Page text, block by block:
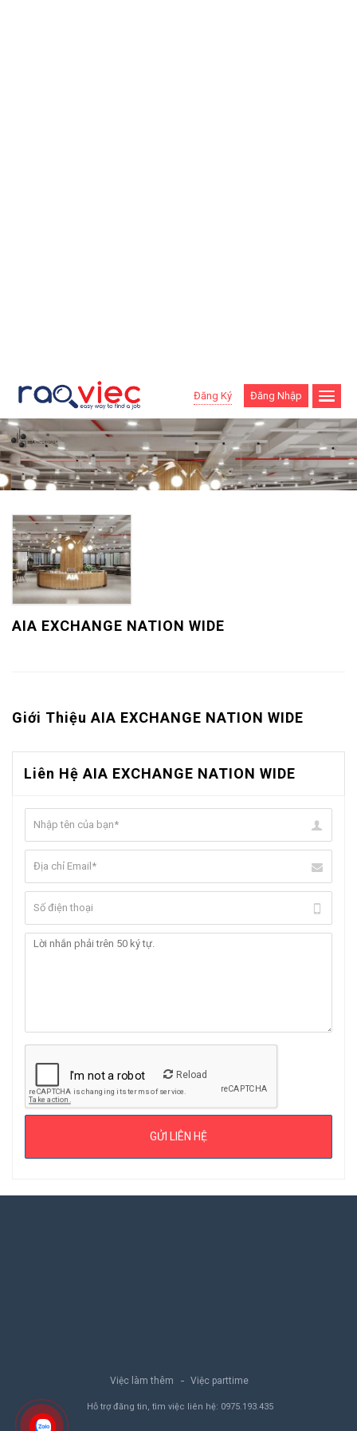
Đăng Ký Đăng Nhập
AIA EXCHANGE NATION WIDE
Giới Thiệu AIA EXCHANGE NATION WIDE
Liên Hệ AIA EXCHANGE NATION WIDE
Reload
Việc làm thêm Việc parttime
Hỗ trợ đăng tin, tìm việc liên hệ: 0975.193.435